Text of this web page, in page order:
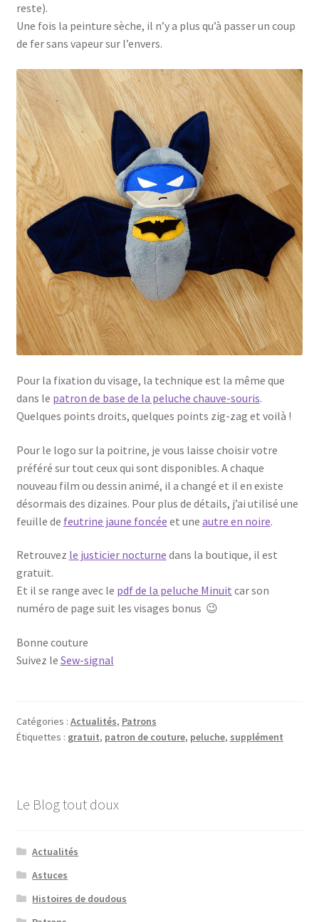
reste).
Une fois la peinture sèche, il n’y a plus qu’à passer un coup
de fer sans vapeur sur l’envers.
Pour la fixation du visage, la technique est la même que
dans le patron de base de la peluche chauve-souris.
Quelques points droits, quelques points zig-zag et voilà !
Pour le logo sur la poitrine, je vous laisse choisir votre
préféré sur tout ceux qui sont disponibles. A chaque
nouveau film ou dessin animé, il a changé et il en existe
désormais des dizaines. Pour plus de détails, j’ai utilisé une
feuille de feutrine jaune foncée et une autre en noire.
Retrouvez le justicier nocturne dans la boutique, il est
gratuit.
Et il se range avec le pdf de la peluche Minuit car son
numéro de page suit les visages bonus 😉
Bonne couture
Suivez le Sew-signal
Catégories : Actualités, Patrons
Étiquettes : gratuit, patron de couture, peluche, supplément
Le Blog tout doux
Actualités
Astuces
Histoires de doudous